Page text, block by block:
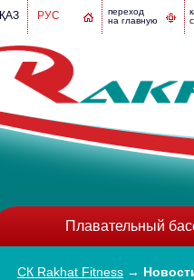
переход
на главную
ҚАЗ РУС
Плавательный
СК Rakhat Fitness →